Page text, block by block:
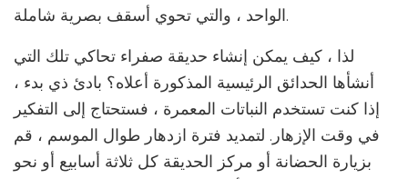
الواحد ، والتي تحوي أسقف بصرية شاملة.
لذا ، كيف يمكن إنشاء حديقة صفراء تحاكي تلك التي
أنشأها الحدائق الرئيسية المذكورة أعلاه؟ بادئ ذي بدء ،
إذا كنت تستخدم النباتات المعمرة ، فستحتاج إلى التفكير
في وقت الإزهار. لتمديد فترة ازدهار طوال الموسم ، قم
بزيارة الحضانة أو مركز الحديقة كل ثلاثة أسابيع أو نحو